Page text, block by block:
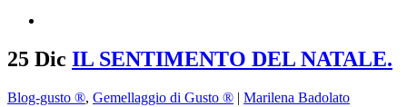
25 Dic IL SENTIMENTO DEL NATALE.
Blog-gusto ®, Gemellaggio di Gusto ® | Marilena Badolato